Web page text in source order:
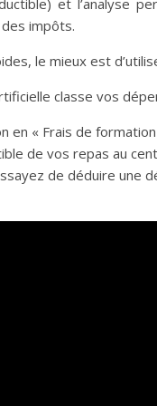
et l’analyse
impôts.
le mieux est
classe vos
en « Frais de
de vos repas au
de déduire une